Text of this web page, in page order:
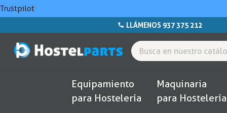
Trustpilot
LLÁMENOS 937 375 212
Equipamiento
para Hostelería
Maquinaria
para Hostelería